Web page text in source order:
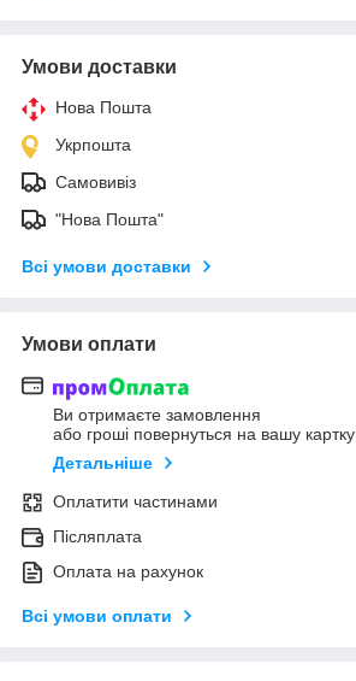
Умови доставки
Нова Пошта
Укрпошта
Самовивіз
"Нова Пошта"
Всі умови доставки
Умови оплати
Ви отримаєте замовлення
або гроші повернуться на вашу картку
Детальніше
Оплатити частинами
Післяплата
Оплата на рахунок
Всі умови оплати